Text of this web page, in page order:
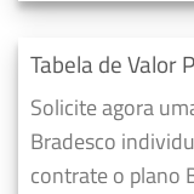
Tabela de Valor
Solicite agora
Bradesco
contrate o plano